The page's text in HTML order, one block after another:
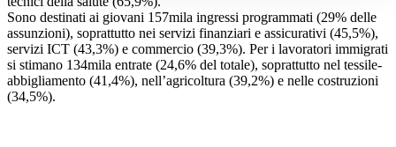
Sono destinati ai giovani 157mila ingressi programmati (29% delle
assunzioni), soprattutto nei servizi finanziari e assicurativi (45,5%),
servizi ICT (43,3%) e commercio (39,3%). Per i lavoratori immigrati
si stimano 134mila entrate (24,6% del totale), soprattutto nel tessile-
abbigliamento (41,4%), nell’agricoltura (39,2%) e nelle costruzioni
(34,5%).